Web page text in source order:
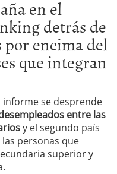
en el
detrás de
por encima del
que integran
se desprende
entre las
y el segundo país
personas que
superior y